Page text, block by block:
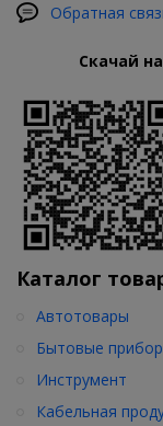
Обратная
Скачай
Каталог
Автотовары
Бытовые
Инструмент
Кабельная